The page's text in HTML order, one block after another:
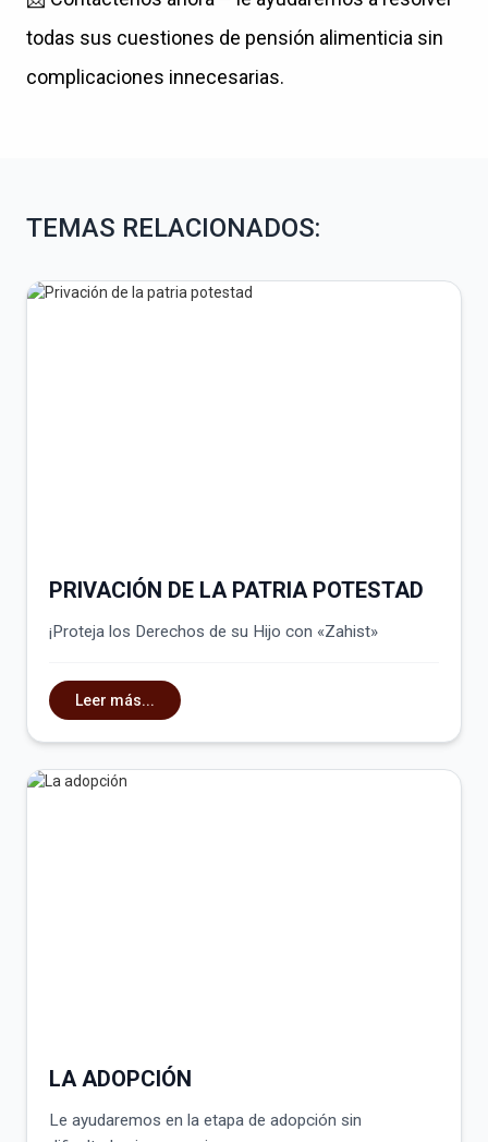
todas sus cuestiones de pensión alimenticia sin
complicaciones innecesarias.
TEMAS RELACIONADOS:
PRIVACIÓN DE LA PATRIA POTESTAD
¡Proteja los Derechos de su Hijo con «Zahist»
Leer más...
LA ADOPCIÓN
Le ayudaremos en la etapa de adopción sin